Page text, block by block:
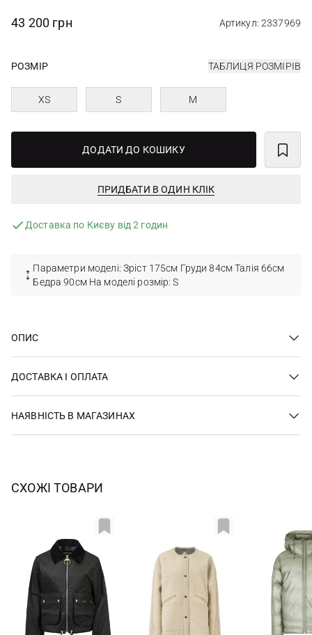
43 200 грн Артикул: 2337969
РОЗМІР ТАБЛИЦЯ РОЗМІРІВ
XS S M
ДОДАТИ ДО КОШИКУ
ПРИДБАТИ В ОДИН КЛІК
Доставка по Києву від 2 годин
Параметри моделі: Зріст 175см Груди 84см Талія 66см
Бедра 90см На моделі розмір: S
ОПИС
ДОСТАВКА І ОПЛАТА
НАЯВНІСТЬ В МАГАЗИНАХ
СХОЖІ ТОВАРИ